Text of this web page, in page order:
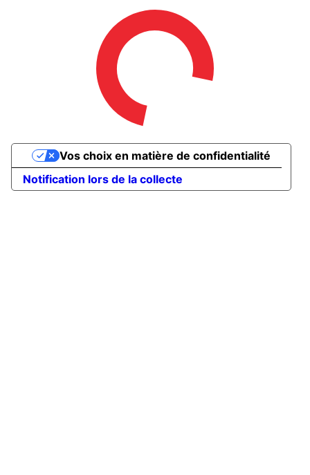
Notification lors de la collecte
Vos choix en matière de confidentialité